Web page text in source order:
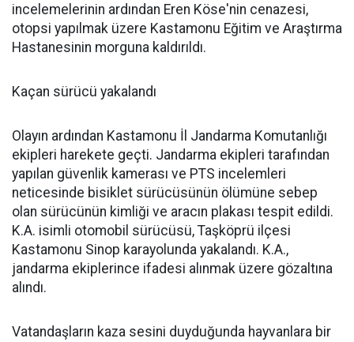
incelemelerinin ardından Eren Köse'nin cenazesi,
otopsi yapılmak üzere Kastamonu Eğitim ve Araştırma
Hastanesinin morguna kaldırıldı.
Kaçan sürücü yakalandı
Olayın ardından Kastamonu İl Jandarma Komutanlığı
ekipleri harekete geçti. Jandarma ekipleri tarafından
yapılan güvenlik kamerası ve PTS incelemleri
neticesinde bisiklet sürücüsünün ölümüne sebep
olan sürücünün kimliği ve aracın plakası tespit edildi.
K.A. isimli otomobil sürücüsü, Taşköprü ilçesi
Kastamonu Sinop karayolunda yakalandı. K.A.,
jandarma ekiplerince ifadesi alınmak üzere gözaltına
alındı.
Vatandaşların kaza sesini duyduğunda hayvanlara bir